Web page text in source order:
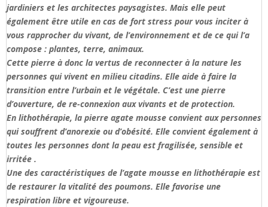
jardiniers et les architectes paysagistes. Mais elle peut
également être utile en cas de fort stress pour vous inciter à
vous rapprocher du vivant, de l’environnement et de ce qui l’a
compose : plantes, terre, animaux.
Cette pierre à donc la vertus de reconnecter à la nature les
personnes qui vivent en milieu citadins. Elle aide à faire la
transition entre l’urbain et le végétale. C’est une pierre
d’ouverture, de re-connexion aux vivants et de protection.
En lithothérapie, la pierre agate mousse convient aux personnes
qui souffrent d’anorexie ou d’obésité. Elle convient également à
toutes les personnes dont la peau est fragilisée, sensible et
irritée .
Une des caractéristiques de l’agate mousse en lithothérapie est
de restaurer la vitalité des poumons. Elle favorise une
respiration libre et vigoureuse.